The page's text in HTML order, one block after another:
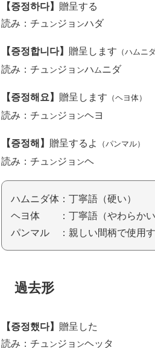
【증정하다】
贈呈する
読み：チュ ン ジョ ンハダ
【증정합니다】 贈呈します （ハムニ
読み：チュ ン ジョ ンハ ム ニダ
【증정해요】 贈呈します （ヘヨ体）
読み：チュ ン ジョ ンヘヨ
【증정해】 贈呈するよ （パンマル）
読み：チュ ン ジョ ンヘ
ハムニダ体：丁寧語（硬い）
ヘヨ体 ：丁寧語（やわらかい
パンマル ：親しい間柄で使用
過去形
【증정했다】
贈呈した
読み：チュ ン ジョ ンヘッタ